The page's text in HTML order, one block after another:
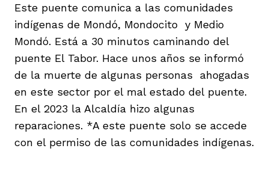
Este puente comunica a las comunidades
indígenas de Mondó, Mondocito y Medio
Mondó. Está a 30 minutos caminando del
puente El Tabor. Hace unos años se informó
de la muerte de algunas personas ahogadas
en este sector por el mal estado del puente.
En el 2023 la Alcaldía hizo algunas
reparaciones. *A este puente solo se accede
con el permiso de las comunidades indígenas.